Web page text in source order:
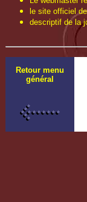
le site officiel
descriptif de la
Retour menu
général